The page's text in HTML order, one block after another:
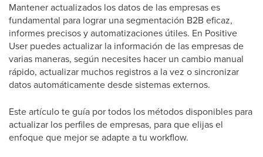
Mantener actualizados los datos de las empresas es
fundamental para lograr una segmentación B2B eficaz,
informes precisos y automatizaciones útiles. En Positive
User puedes actualizar la información de las empresas de
varias maneras, según necesites hacer un cambio manual
rápido, actualizar muchos registros a la vez o sincronizar
datos automáticamente desde sistemas externos.
Este artículo te guía por todos los métodos disponibles para
actualizar los perfiles de empresas, para que elijas el
enfoque que mejor se adapte a tu workflow.